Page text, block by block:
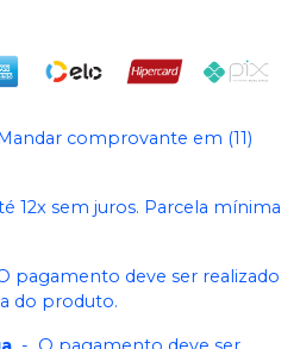
comprovante em (11)
12x sem juros. Parcela mínima
pagamento deve ser realizado
do produto.